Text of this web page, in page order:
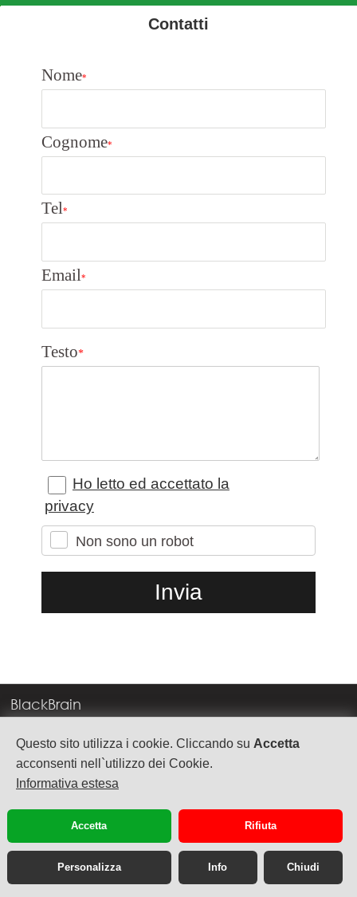
Questo sito utilizza i cookie. Cliccando su Accetta
acconsenti nell`utilizzo dei Cookie.
Informativa estesa
Accetta Rifiuta
Personalizza Info Chiudi
Contatti
Nome*
Cognome*
Tel*
Email*
Testo*
Ho letto ed accettato la
privacy
Non sono un robot
BlackBrain
Corso Milano, 83
37138 Verona
info@blackbrain.it
TEL. +39 045 575888
P.Iva 03992340236